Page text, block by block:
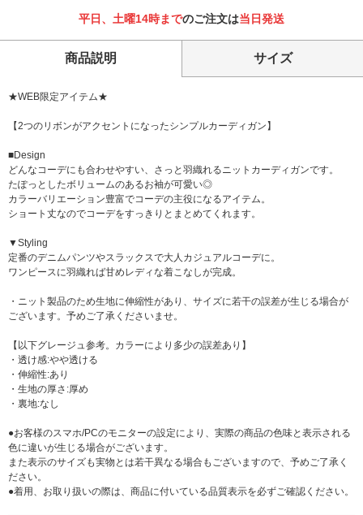
平日、土曜14時までのご注文は当日発送
商品説明 サイズ
★WEB限定アイテム★
【2つのリボンがアクセントになったシンプルカーディガン】
■Design
どんなコーデにも合わせやすい、さっと羽織れるニットカーディガンです。
たぽっとしたボリュームのあるお袖が可愛い◎
カラーバリエーション豊富でコーデの主役になるアイテム。
ショート丈なのでコーデをすっきりとまとめてくれます。
▼Styling
定番のデニムパンツやスラックスで大人カジュアルコーデに。
ワンピースに羽織れば甘めレディな着こなしが完成。
・ニット製品のため生地に伸縮性があり、サイズに若干の誤差が生じる場合が
ございます。予めご了承くださいませ。
【以下グレージュ参考。カラーにより多少の誤差あり】
・透け感:やや透ける
・伸縮性:あり
・生地の厚さ:厚め
・裏地:なし
●お客様のスマホ/PCのモニターの設定により、実際の商品の色味と表示される
色に違いが生じる場合がございます。
また表示のサイズも実物とは若干異なる場合もございますので、予めご了承く
ださい。
●着用、お取り扱いの際は、商品に付いている品質表示を必ずご確認ください。